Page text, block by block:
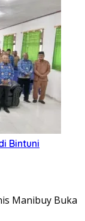
Bintuni
Manibuy Buka